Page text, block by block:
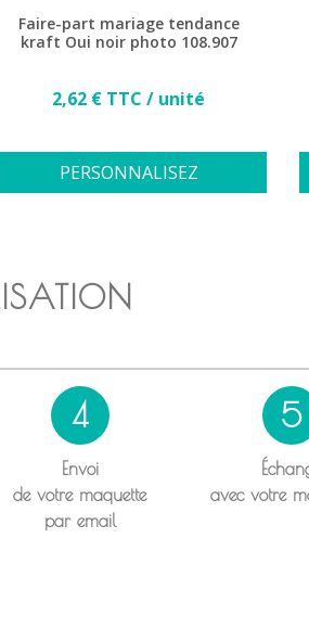
Faire-part mariage tendance
kraft Oui noir photo 108.907
Prix
2,62 € TTC / unité
PERSONNALISEZ
4
Envoi
de votre maquette
par email
5
avec votre